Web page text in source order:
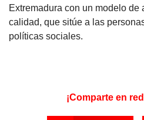
Extremadura con un modelo de
calidad, que sitúe a las
políticas sociales.
¡Comparte en